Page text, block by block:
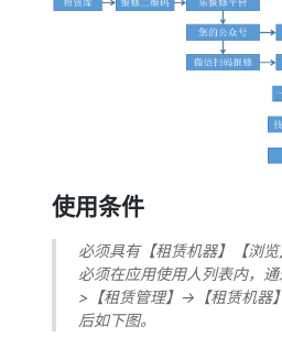
使用条件
必须具有【租赁机器】【浏
必须在应用使用人列表内，
>【租赁管理】->【租赁机器
后如下图。